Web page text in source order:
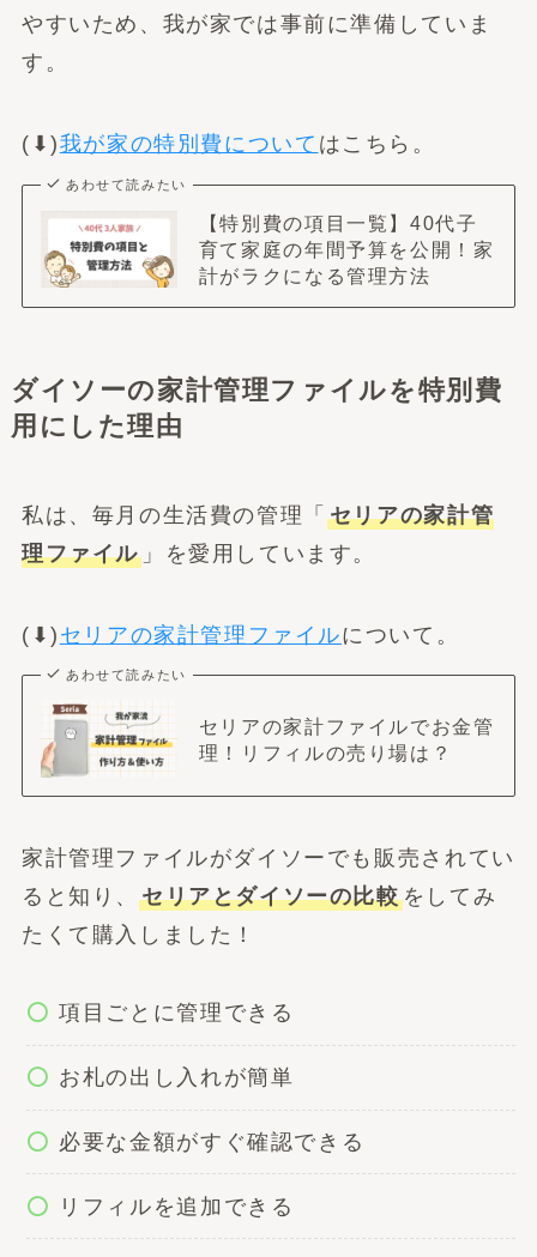
やすいため、我が家では事前に準備していま
す。
(⬇︎)我が家の特別費について はこちら。
あわせて読みたい
【特別費の項目一覧】40代子
育て家庭の年間予算を公開！家
計がラクになる管理方法
ダイソーの家計管理ファイルを特別費
用にした理由
私は、毎月の生活費の管理「 セリアの家計管
理ファイル」を愛用しています。
(⬇︎) セリアの家計管理ファイルについて。
あわせて読みたい
セリアの家計ファイルでお金管
理！リフィルの売り場は？
家計管理ファイルがダイソーでも販売されてい
ると知り、 セリアとダイソーの比較をしてみ
たくて購入しました！
項目ごとに管理できる
お札の出し入れが簡単
必要な金額がすぐ確認できる
リフィルを追加できる